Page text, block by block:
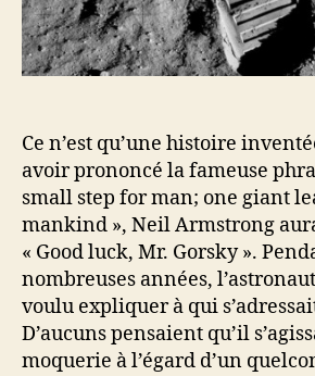
Ce n’est qu’une histoire
avoir prononcé la fameuse
small step for man; one giant
mankind », Neil Armstrong
« Good luck, Mr. Gorsky ».
nombreuses années,
voulu expliquer à qui
D’aucuns pensaient qu’il
moquerie à l’égard d’un